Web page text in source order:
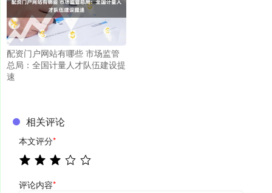
配资门户网站有哪些 市场监管
总局：全国计量人才队伍建设提
速
相关评论
本文评分*
评论内容*